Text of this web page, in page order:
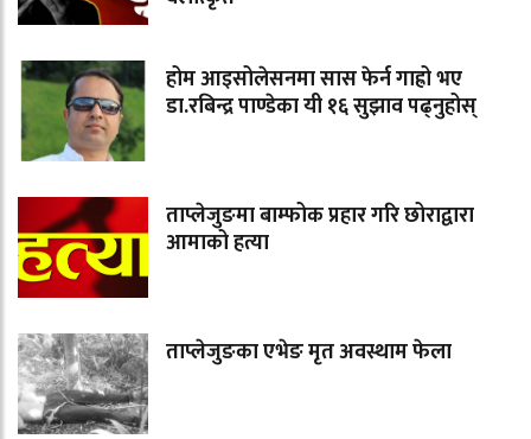
होम आइसोलेसनमा सास फेर्न गाह्रो भए
डा.रबिन्द्र पाण्डेका यी १६ सुझाव पढ्नुहोस्
ताप्लेजुङमा बाम्फोक प्रहार गरि छोराद्वारा
आमाको हत्या
ताप्लेजुङका एभेङ मृत अवस्थाम फेला